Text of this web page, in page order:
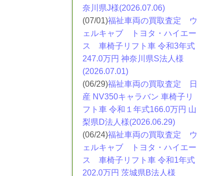
奈川県J様(2026.07.06)
(07/01)福祉車両の買取査定 ウ
ェルキャブ トヨタ・ハイエー
ス
車椅子リフト車 令和3年式
247.0万円 神奈川県S法人様
(2026.07.01)
(06/29)福祉車両の買取査定 日
産 NV350​キャラバン 車椅子リ
フト車 令和１年式166.0万円 山
梨県D法人様(2026.06.29)
(06/24)福祉車両の買取査定 ウ
ェルキャブ トヨタ・ハイエー
ス
車椅子リフト車 令和1年式
202.0万円 茨城県B法人様